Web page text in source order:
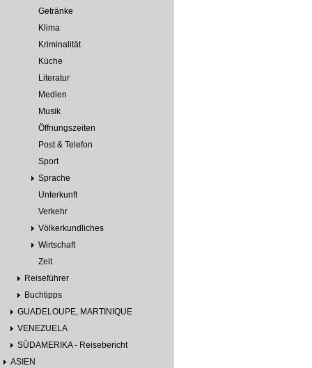
Getränke
Klima
Kriminalität
Küche
Literatur
Medien
Musik
Öffnungszeiten
Post & Telefon
Sport
Sprache
Unterkunft
Verkehr
Völkerkundliches
Wirtschaft
Zeit
Reiseführer
Buchtipps
GUADELOUPE, MARTINIQUE
VENEZUELA
SÜDAMERIKA - Reisebericht
ASIEN